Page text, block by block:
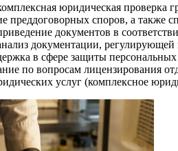
юридическая
преддоговорных споров, а также
документов в
документации,
в сфере защиты
по вопросам лицензирования
услуг (комплексное